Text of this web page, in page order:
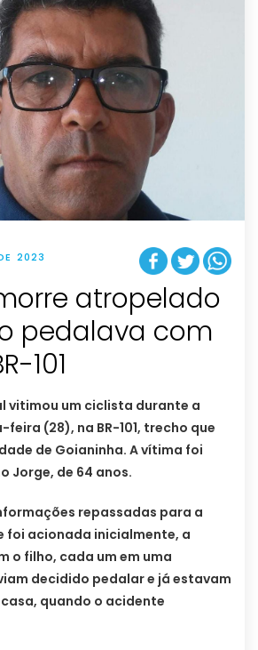
2023
atropelado
pedalava com
101
vitimou um ciclista durante a
(28), na BR-101, trecho que
de Goianinha. A vítima foi
Jorge, de 64 anos.
repassadas para a
foi acionada inicialmente, a
o filho, cada um em uma
decidido pedalar e já estavam
quando o acidente